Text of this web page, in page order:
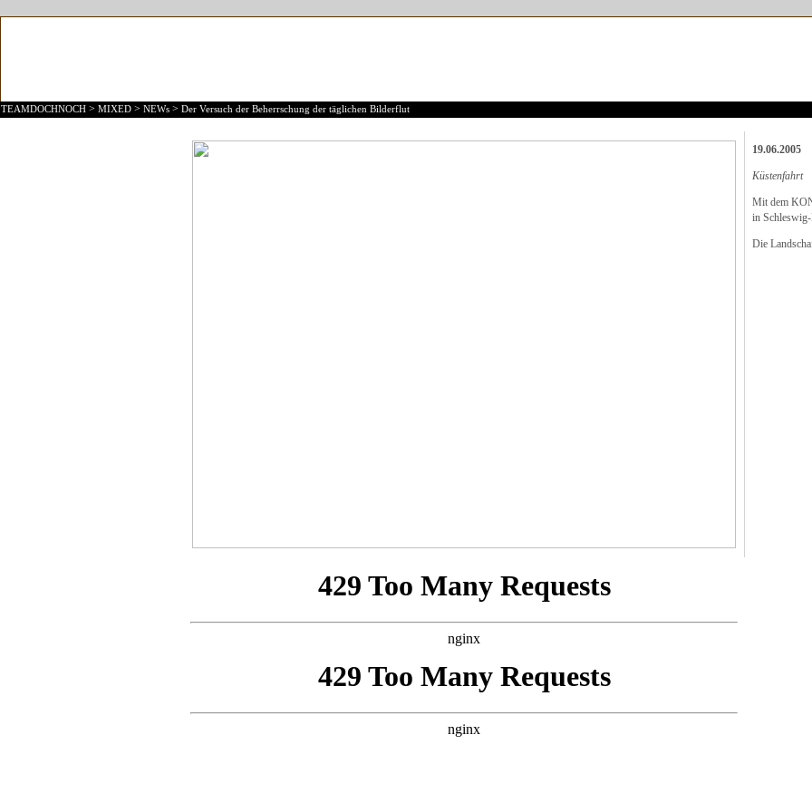
TEAMDOCHNOCH > MIXED > NEWs > Der Versuch der Beherrschung der täglichen Bilderflut
19.06.2005
Küstenfahrt
Mit dem
in
Die